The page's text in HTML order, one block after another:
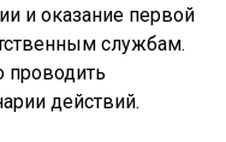
и оказание первой
службам.
проводить
действий.